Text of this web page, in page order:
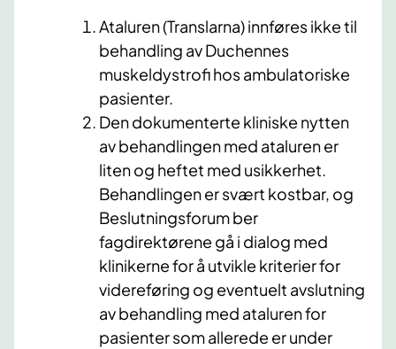
Ataluren (Translarna) innføres ikke til
behandling av Duchennes
muskeldystrofi hos ambulatoriske
pasienter.
Den dokumenterte kliniske nytten
av behandlingen med ataluren er
liten og heftet med usikkerhet.
Behandlingen er svært kostbar, og
Beslutningsforum ber
fagdirektørene gå i dialog med
klinikerne for å utvikle kriterier for
videreføring og eventuelt avslutning
av behandling med ataluren for
pasienter som allerede er under